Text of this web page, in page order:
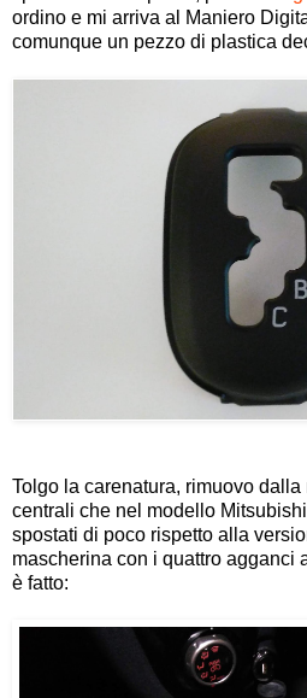
ordino e mi arriva al Maniero
comunque un pezzo di plastica
Tolgo la carenatura, rimuovo
centrali che nel modello
spostati di poco rispetto alla
mascherina con i quattro agganci
è fatto: